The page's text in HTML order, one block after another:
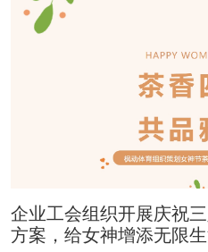
企业工会组织开展庆祝
方案，给女神增添无限生